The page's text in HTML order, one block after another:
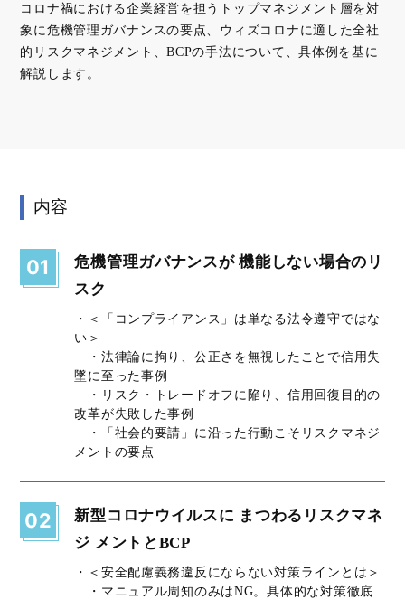
コロナ禍における企業経営を担うトップマネジメント層を対
象に危機管理ガバナンスの要点、ウィズコロナに適した全社
的リスクマネジメント、BCPの手法について、具体例を基に
解説します。
内容
01
危機管理ガバナンスが 機能しない場合のリ
スク
・＜「コンプライアンス」は単なる法令遵守ではな
い＞
・法律論に拘り、公正さを無視したことで信用失
墜に至った事例
・リスク・トレードオフに陥り、信用回復目的の
改革が失敗した事例
・「社会的要請」に沿った行動こそリスクマネジ
メントの要点
02
新型コロナウイルスに まつわるリスクマネ
ジ メントとBCP
・＜安全配慮義務違反にならない対策ラインとは＞
・マニュアル周知のみはNG。具体的な対策徹底